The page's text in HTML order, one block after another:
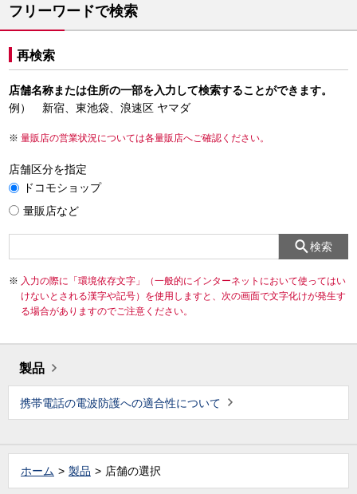
フリーワードで検索
再検索
店舗名称または住所の一部を入力して検索することができます。
例） 新宿、東池袋、浪速区 ヤマダ
量販店の営業状況については各量販店へご確認ください。
店舗区分を指定
ドコモショップ
量販店など
検索
入力の際に「環境依存文字」（一般的にインターネットにおいて使ってはい
けないとされる漢字や記号）を使用しますと、次の画面で文字化けが発生す
る場合がありますのでご注意ください。
製品
携帯電話の電波防護への適合性について
ホーム 製品 店舗の選択